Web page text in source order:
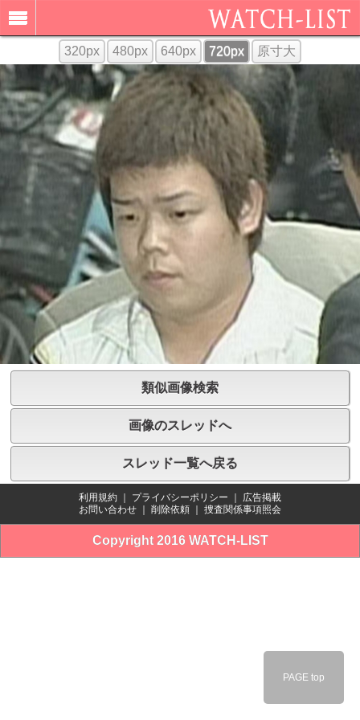
320px 480px 640px 720px 原寸大
類似画像検索
画像のスレッドへ
スレッド一覧へ戻る
利用規約 ｜ プライバシーポリシー ｜ 広告掲載
お問い合わせ ｜ 削除依頼 ｜ 捜査関係事項照会
Copyright 2016 WATCH-LIST
PAGE top